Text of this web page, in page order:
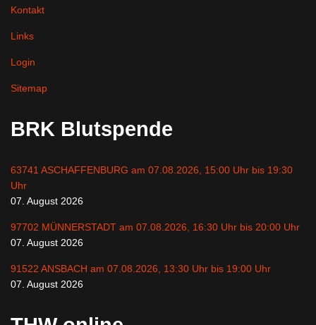
Kontakt
Links
Login
Sitemap
BRK Blutspende
63741 ASCHAFFENBURG am 07.08.2026, 15:00 Uhr bis 19:30
Uhr
07. August 2026
97702 MÜNNERSTADT am 07.08.2026, 16:30 Uhr bis 20:00 Uhr
07. August 2026
91522 ANSBACH am 07.08.2026, 13:30 Uhr bis 19:00 Uhr
07. August 2026